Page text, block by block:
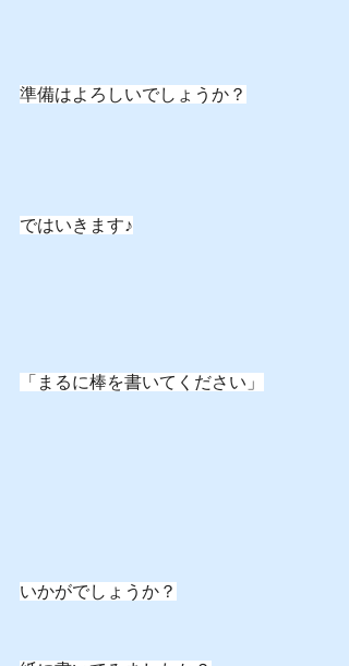
準備はよろしいでしょうか？
ではいきます♪
「まるに棒を書いてください」
いかがでしょうか？